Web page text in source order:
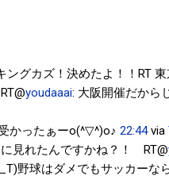
ングカズ！決めたよ！！RT
youdaaai: 大阪開催だから
かったぁーo(^▽^)o♪ 22:44 via
見れたんですかね？！ RT@
野球はダメでもサッカーな